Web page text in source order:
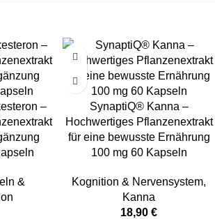
–
&
SynaptiQ® Kanna –
Hochwertiges Pflanzenextrakt
für eine bewusste Ernährung
100 mg 60 Kapseln
Kognition & Nervensystem,
Kanna
18,90 €